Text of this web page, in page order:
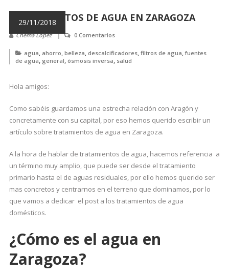
29/11/2018
TRATAMIENTOS DE AGUA EN ZARAGOZA
Chema Lopez 0 Comentarios
agua, ahorro, belleza, descalcificadores, filtros de agua, fuentes
de agua, general, ósmosis inversa, salud
Hola amigos:
Como sabéis guardamos una estrecha relación con Aragón y
concretamente con su capital, por eso hemos querido escribir un
artículo sobre tratamientos de agua en Zaragoza.
A la hora de hablar de tratamientos de agua, hacemos referencia a
un término muy amplio, que puede ser desde el tratamiento
primario hasta el de aguas residuales, por ello hemos querido ser
mas concretos y centrarnos en el terreno que dominamos, por lo
que vamos a dedicar el post a los tratamientos de agua
domésticos.
¿Cómo es el agua en
Zaragoza?